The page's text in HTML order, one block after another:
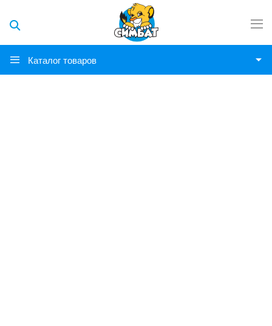
Каталог товаров